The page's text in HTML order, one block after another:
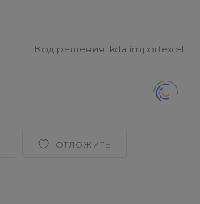
Код решения: kda.importexcel
ОТЛОЖИТЬ